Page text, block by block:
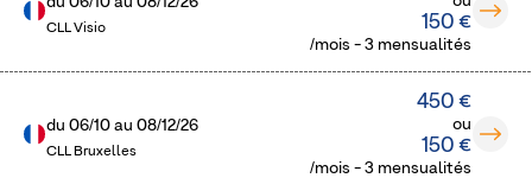
CLL Visio 150 €
/mois - 3 mensualités
du06/10 au08/12/26
CLL Bruxelles
450 €
ou
150 €
/mois - 3 mensualités